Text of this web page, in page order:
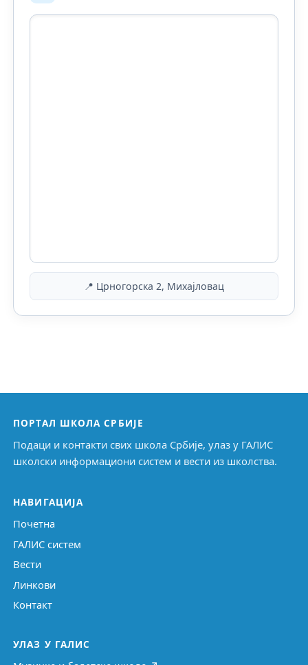
📍 Црногорска 2, Михајловац
ПОРТАЛ ШКОЛА СРБИЈЕ
Подаци и контакти свих школа Србије, улаз у ГАЛИС
школски информациони систем и вести из школства.
НАВИГАЦИЈА
Почетна
ГАЛИС систем
Вести
Линкови
Контакт
УЛАЗ У ГАЛИС